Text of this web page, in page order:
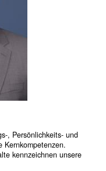
, Persönlichkeits- und
Kernkompetenzen.
kennzeichnen unsere